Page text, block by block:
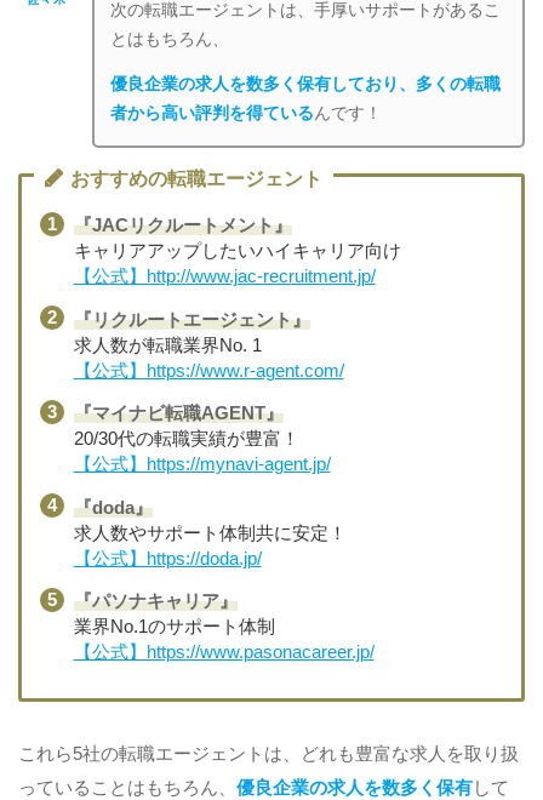
次の転職エージェントは、手厚いサポートがあるこ
とはもちろん、
優良企業の求人を数多く保有しており、多くの転職
者から高い評判を得ているんです！
おすすめの転職エージェント
『JACリクルートメント』
キャリアアップしたいハイキャリア向け
【公式】http://www.jac-recruitment.jp/
『リクルートエージェント』
求人数が転職業界No. 1
【公式】https://www.r-agent.com/
『マイナビ転職AGENT』
20/30代の転職実績が豊富！
【公式】https://mynavi-agent.jp/
『doda』
求人数やサポート体制共に安定！
【公式】https://doda.jp/
『パソナキャリア』
業界No.1のサポート体制
【公式】https://www.pasonacareer.jp/
これら5社の転職エージェントは、どれも豊富な求人を取り扱
っていることはもちろん、 優良企業の求人を数多く保有して